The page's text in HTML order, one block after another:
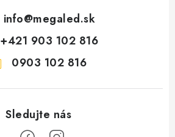
info@megaled.sk
+421 903 102 816
0903 102 816